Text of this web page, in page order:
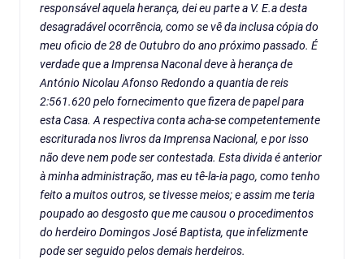
responsável aquela herança, dei eu parte a V. E.a desta
desagradável ocorrência, como se vê da inclusa cópia do
meu oficio de 28 de Outubro do ano próximo passado. É
verdade que a Imprensa Naconal deve à herança de
António Nicolau Afonso Redondo a quantia de reis
2:561.620 pelo fornecimento que fizera de papel para
esta Casa. A respectiva conta acha-se competentemente
escriturada nos livros da Imprensa Nacional, e por isso
não deve nem pode ser contestada. Esta divida é anterior
à minha administração, mas eu tê-la-ia pago, como tenho
feito a muitos outros, se tivesse meios; e assim me teria
poupado ao desgosto que me causou o procedimentos
do herdeiro Domingos José Baptista, que infelizmente
pode ser seguido pelos demais herdeiros.